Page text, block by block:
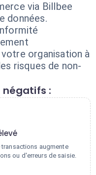
via Billbee
données.
organisation à
risques de non-
:
augmente
ou d'erreurs de saisie.